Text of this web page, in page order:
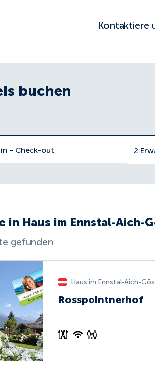
Kontaktiere
buchen
- Check-out 2
in Haus im Ennstal-Aich-
gefunden
Haus im Ennstal-Aich-
Rosspointnerhof